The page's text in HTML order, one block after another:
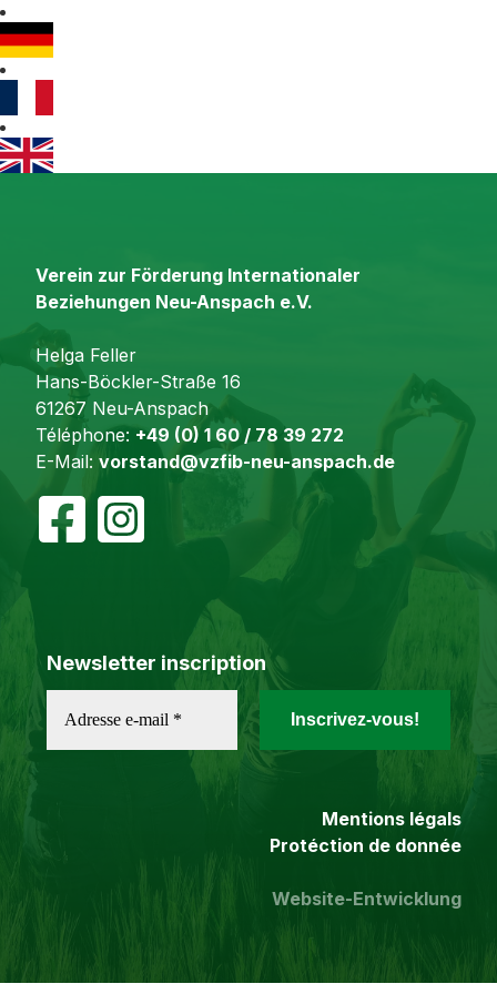
Verein zur Förderung Internationaler
Beziehungen Neu-Anspach e.V.
Helga Feller
Hans-Böckler-Straße 16
61267 Neu-Anspach
Téléphone: +49 (0) 1 60 / 78 39 272
E-Mail: vorstand@vzfib-neu-anspach.de
Newsletter inscription
Mentions légals
Protéction de donnée
Website-Entwicklung